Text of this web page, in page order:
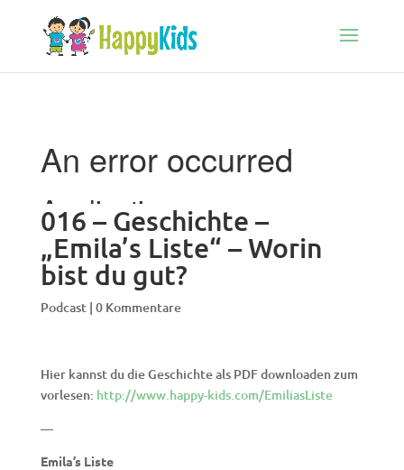
016 – Geschichte –
„Emila’s Liste“ – Worin
bist du gut?
Podcast| 0 Kommentare
Hier kannst du die Geschichte als PDF downloaden zum
vorlesen: http://www.happy-kids.com/EmiliasListe
—
Emila’s Liste